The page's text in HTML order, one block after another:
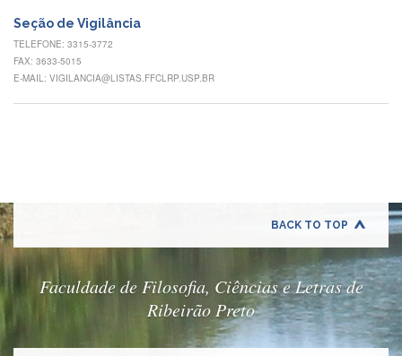
Formulários
Contato
INTERNACIONALIZAÇÃO
Estudar
Exterior
Seção de Vigilância
TELEFONE: 3315-3772
FAX: 3633-5015
E-MAIL: VIGILANCIA@LISTAS.FFCLRP.USP.BR
BACK TO TOP
Faculdade de Filosofia, Ciências e Letras de
Ribeirão Preto